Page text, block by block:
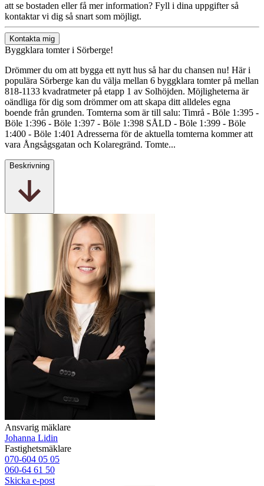
att se bostaden eller få mer information? Fyll i dina uppgifter så
kontaktar vi dig så snart som möjligt.
Kontakta mig
Byggklara tomter i Sörberge!
Drömmer du om att bygga ett nytt hus så har du chansen nu! Här i
populära Sörberge kan du välja mellan 6 byggklara tomter på mellan
818-1133 kvadratmeter på etapp 1 av Solhöjden. Möjligheterna är
oändliga för dig som drömmer om att skapa ditt alldeles egna
boende från grunden. Tomterna som är till salu: Timrå - Böle 1:395 -
Böle 1:396 - Böle 1:397 - Böle 1:398 SÅLD - Böle 1:399 - Böle
1:400 - Böle 1:401 Adresserna för de aktuella tomterna kommer att
vara Ångsågsgatan och Kolaregränd. Tomte...
Beskrivning
Ansvarig mäklare
Johanna Lidin
Fastighetsmäklare
070-604 05 05
060-64 61 50
Skicka e-post